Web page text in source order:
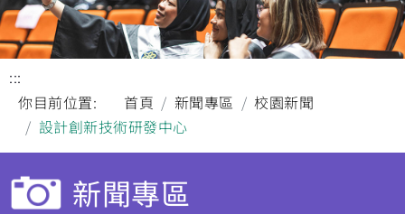
:::
你目前位置:
首頁 新聞專區
校園新聞
設計創新技術研發中心
新聞專區